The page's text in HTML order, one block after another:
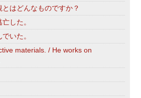
はどんなものですか？
した。
いた。
materials. / He works on